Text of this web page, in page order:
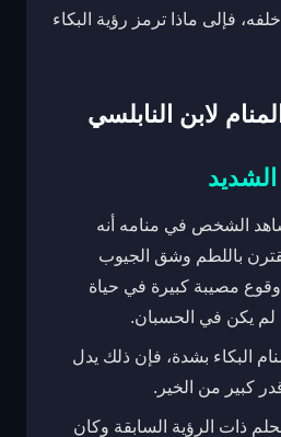
فإلى ماذا ترمز رؤية البكاء
لابن النابلسي
الشديد
شاهد الشخص في منامه أنه
باللطم وشق الجيوب
مصيبة كبيرة في حياة
يكن في الحسبان.
البكاء بشدة، فإن ذلك يدل
كبير من الخير.
ذات الرؤية السابقة وكان